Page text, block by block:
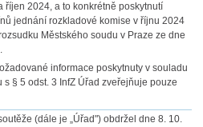
říjen 2024, a to konkrétně poskytnutí
jednání rozkladové komise v říjnu 2024
Městského soudu v Praze ze dne
informace poskytnuty v souladu
§ 5 odst. 3 InfZ Úřad zveřejňuje pouze
(dále je „Úřad") obdržel dne 8. 10.